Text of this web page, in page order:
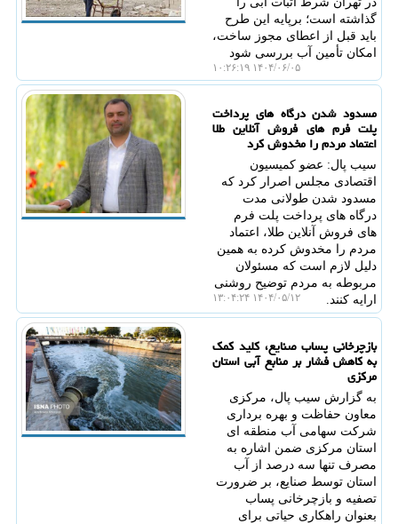
گذاشته است؛ برپایه این طرح
باید قبل از اعطای مجوز ساخت،
امکان تأمین آب بررسی شود
۱۴۰۴/۰۶/۰۵ ۱۰:۲۶:۱۹
مسدود شدن درگاه های پرداخت
پلت فرم های فروش آنلاین طلا
اعتماد مردم را مخدوش کرد
سیب پال: عضو کمیسیون
اقتصادی مجلس اصرار کرد که
مسدود شدن طولانی مدت
درگاه های پرداخت پلت فرم
های فروش آنلاین طلا، اعتماد
مردم را مخدوش کرده به همین
دلیل لازم است که مسئولان
مربوطه به مردم توضیح روشنی
ارایه کنند.
۱۴۰۴/۰۵/۱۲ ۱۳:۰۴:۲۴
بازچرخانی پساب صنایع، کلید کمک
به کاهش فشار بر منابع آبی استان
مرکزی
به گزارش سیب پال، مرکزی
معاون حفاظت و بهره برداری
شرکت سهامی آب منطقه ای
استان مرکزی ضمن اشاره به
مصرف تنها سه درصد از آب
استان توسط صنایع، بر ضرورت
تصفیه و بازچرخانی پساب
بعنوان راهکاری حیاتی برای